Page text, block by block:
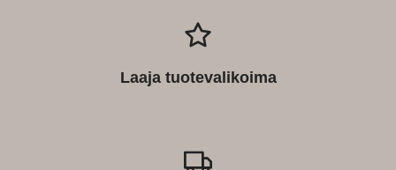
Laaja tuotevalikoima